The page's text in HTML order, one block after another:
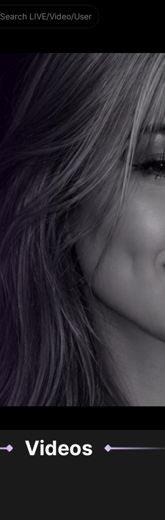
Search LIVE/Video/User
Videos